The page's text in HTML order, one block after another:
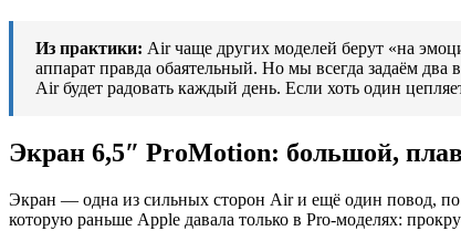
Из практики: Air чаще других моделей берут «на
аппарат правда обаятельный. Но мы всегда задаём
Air будет радовать каждый день. Если хоть один
Экран 6,5″ ProMotion: большой,
Экран — одна из сильных сторон Air и ещё один повод, по
которую раньше Apple давала только в Pro-моделях: